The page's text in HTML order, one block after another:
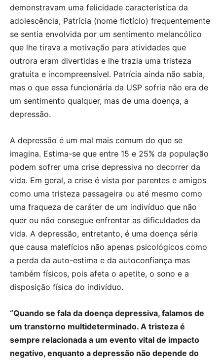
demonstravam uma felicidade característica da
adolescência, Patrícia (nome fictício) frequentemente
se sentia envolvida por um sentimento melancólico
que lhe tirava a motivação para atividades que
outrora eram divertidas e lhe trazia uma tristeza
gratuita e incompreensível. Patrícia ainda não sabia,
mas o que essa funcionária da USP sofria não era de
um sentimento qualquer, mas de uma doença, a
depressão.
A depressão é um mal mais comum do que se
imagina. Estima-se que entre 15 e 25% da população
podem sofrer uma crise depressiva no decorrer da
vida. Em geral, a crise é vista por parentes e amigos
como uma tristeza passageira ou até mesmo como
uma fraqueza de caráter de um indivíduo que não
quer ou não consegue enfrentar as dificuldades da
vida. A depressão, entretanto, é uma doença séria
que causa malefícios não apenas psicológicos como
a perda da auto-estima e da autoconfiança mas
também físicos, pois afeta o apetite, o sono e a
disposição física do indivíduo.
“Quando se fala da doença depressiva, falamos de
um transtorno multideterminado. A tristeza é
sempre relacionada a um evento vital de impacto
negativo, enquanto a depressão não depende do